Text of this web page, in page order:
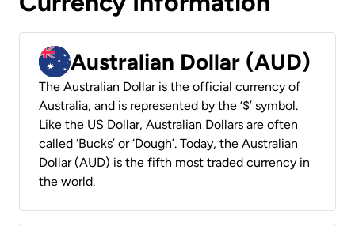
Australian Dollar (AUD)
The Australian Dollar is the official currency of
Australia, and is represented by the ‘$’ symbol.
Like the US Dollar, Australian Dollars are often
called ‘Bucks’ or ‘Dough’. Today, the Australian
Dollar (AUD) is the fifth most traded currency in
the world.